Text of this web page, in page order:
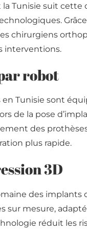
la Tunisie suit
chirurgiens
interventions.
robot
Tunisie sont
de la pose
des
plus rapide.
3D
des implants
sur mesure,
réduit les